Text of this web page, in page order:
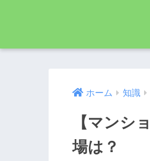
ホーム 知識
【マンシ
場は？